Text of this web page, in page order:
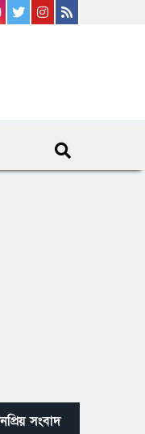
instagram
Twitter
Youtube
সংবাদ